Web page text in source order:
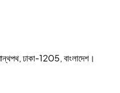
ঢাকা-1205, বাংলাদেশ।